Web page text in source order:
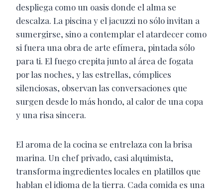
despliega como un oasis donde el alma se
descalza. La piscina y el jacuzzi no sólo invitan a
sumergirse, sino a contemplar el atardecer como
si fuera una obra de arte efímera, pintada sólo
para ti. El fuego crepita junto al área de fogata
por las noches, y las estrellas, cómplices
silenciosas, observan las conversaciones que
surgen desde lo más hondo, al calor de una copa
y una risa sincera.
El aroma de la cocina se entrelaza con la brisa
marina. Un chef privado, casi alquimista,
transforma ingredientes locales en platillos que
hablan el idioma de la tierra. Cada comida es una